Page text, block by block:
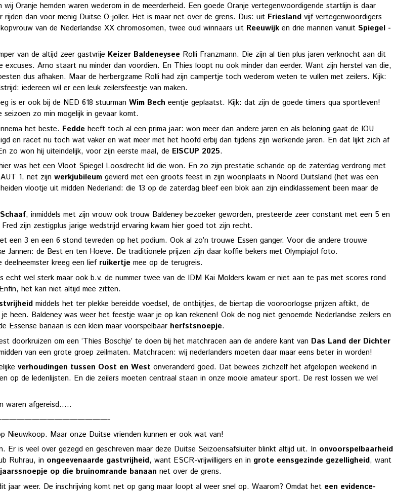
Oranje hemden waren wederom in de meerderheid. Een goede Oranje vertegenwoordigende startlijn is daar
dan voor menig Duitse O-joller. Het is maar net over de grens. Dus: uit Friesland vijf vertegenwoordigers
van de Nederlandse XX chromosomen, twee oud winnaars uit Reeuwijk en drie mannen vanuit Spiegel -
van de altijd zeer gastvrije Keizer Baldeneysee Rolli Franzmann. Die zijn al tien plus jaren verknocht aan dit
Arno staart nu minder dan voordien. En Thies loopt nu ook minder dan eerder. Want zijn herstel van die,
dus afhaken. Maar de herbergzame Rolli had zijn campertje toch wederom weten te vullen met zeilers. Kijk:
iedereen wil er een leuk zeilersfeestje van maken.
is er ook bij de NED 618 stuurman Wim Bech eentje geplaatst. Kijk: dat zijn de goede timers qua sportleven!
zo min mogelijk in gevaar komt.
het beste. Fedde heeft toch al een prima jaar: won meer dan andere jaren en als beloning gaat de IOU
en racet nu toch wat vaker en wat meer met het hoofd erbij dan tijdens zijn werkende jaren. En dat lijkt zich af
zo won hij uiteindelijk, voor zijn eerste maal, de EISCUP 2025.
was het een Vloot Spiegel Loosdrecht lid die won. En zo zijn prestatie schande op de zaterdag verdrong met
1, net zijn werkjubileum gevierd met een groots feest in zijn woonplaats in Noord Duitsland (het was een
vlootje uit midden Nederland: die 13 op de zaterdag bleef een blok aan zijn eindklassement been maar de
, inmiddels met zijn vrouw ook trouw Baldeney bezoeker geworden, presteerde zeer constant met een 5 en
zijn zestigplus jarige wedstrijd ervaring kwam hier goed tot zijn recht.
een 3 en een 6 stond tevreden op het podium. Ook al zo’n trouwe Essen ganger. Voor die andere trouwe
Jannen: de Best en ten Hoeve. De traditionele prijzen zijn daar koffie bekers met Olympiajol foto.
deelneemster kreeg een lief ruikertje mee op de terugreis.
wel sterk maar ook b.v. de nummer twee van de IDM Kai Molders kwam er niet aan te pas met scores rond
het kan niet altijd mee zitten.
middels het ter plekke bereidde voedsel, de ontbijtjes, de biertap die vooroorlogse prijzen aftikt, de
heen. Baldeney was weer het feestje waar je op kan rekenen! Ook de nog niet genoemde Nederlandse zeilers en
Essense banaan is een klein maar voorspelbaar herfstsnoepje.
om een ‘Thies Boschje’ te doen bij het matchracen aan de andere kant van Das Land der Dichter
van een grote groep zeilmaten. Matchracen: wij nederlanders moeten daar maar eens beter in worden!
verhoudingen tussen Oost en West onveranderd goed. Dat bewees zichzelf het afgelopen weekend in
op de ledenlijsten. En die zeilers moeten centraal staan in onze mooie amateur sport. De rest lossen we wel
waren afgereisd…..
Nieuwkoop. Maar onze Duitse vrienden kunnen er ook wat van!
is veel over gezegd en geschreven maar deze Duitse Seizoensafsluiter blinkt altijd uit. In onvoorspelbaarheid
Ruhrau, in ongeevenaarde gastvrijheid, want ESCR-vrijwilligers en in grote eensgezinde gezelligheid, want
op die bruinomrande banaan net over de grens.
jaar weer. De inschrijving komt net op gang maar loopt al weer snel op. Waarom? Omdat het een evidence-